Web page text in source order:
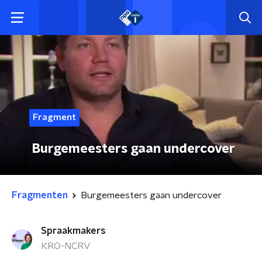
Fragment
Burgemeesters gaan undercover
Fragmenten Burgemeesters gaan undercover
Spraakmakers
KRO-NCRV